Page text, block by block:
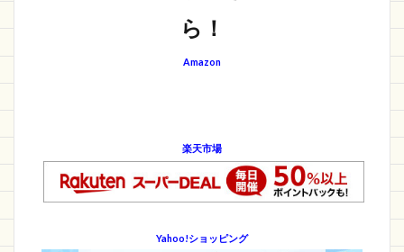
ら！
Amazon
楽天市場
Yahoo!ショッピング